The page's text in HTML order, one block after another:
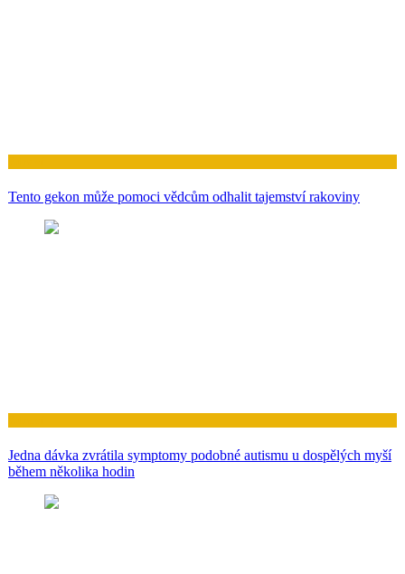
Tento gekon může pomoci vědcům odhalit tajemství rakoviny
Jedna dávka zvrátila symptomy podobné autismu u dospělých myší
během několika hodin